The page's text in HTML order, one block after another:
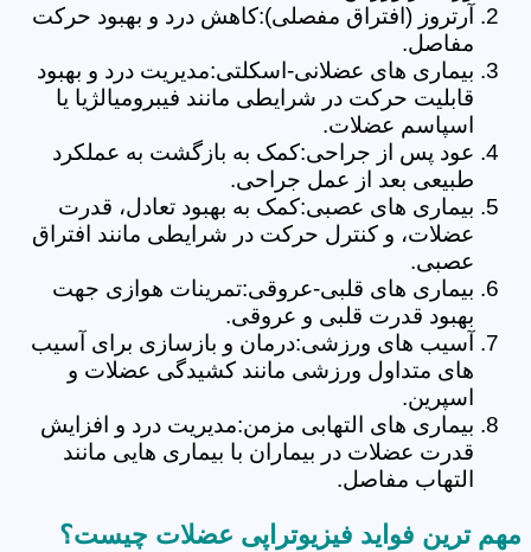
آرتروز (افتراق مفصلی):کاهش درد و بهبود حرکت
مفاصل.
بیماری های عضلانی-اسکلتی:مدیریت درد و بهبود
قابلیت حرکت در شرایطی مانند فیبرومیالژیا یا
اسپاسم عضلات.
عود پس از جراحی:کمک به بازگشت به عملکرد
طبیعی بعد از عمل جراحی.
بیماری های عصبی:کمک به بهبود تعادل، قدرت
عضلات، و کنترل حرکت در شرایطی مانند افتراق
عصبی.
بیماری های قلبی-عروقی:تمرینات هوازی جهت
بهبود قدرت قلبی و عروقی.
آسیب های ورزشی:درمان و بازسازی برای آسیب
های متداول ورزشی مانند کشیدگی عضلات و
اسپرین.
بیماری های التهابی مزمن:مدیریت درد و افزایش
قدرت عضلات در بیماران با بیماری هایی مانند
التهاب مفاصل.
مهم ترین فواید فیزیوتراپی عضلات چیست؟